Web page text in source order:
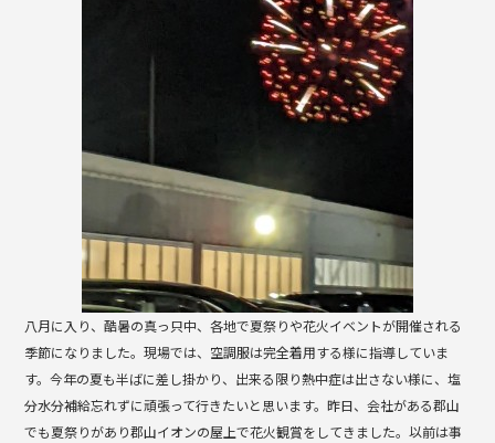
八月に入り、酷暑の真っ只中、各地で夏祭りや花火イベントが開催される
季節になりました。現場では、空調服は完全着用する様に指導していま
す。今年の夏も半ばに差し掛かり、出来る限り熱中症は出さない様に、塩
分水分補給忘れずに頑張って行きたいと思います。昨日、会社がある郡山
でも夏祭りがあり郡山イオンの屋上で花火観賞をしてきました。以前は事